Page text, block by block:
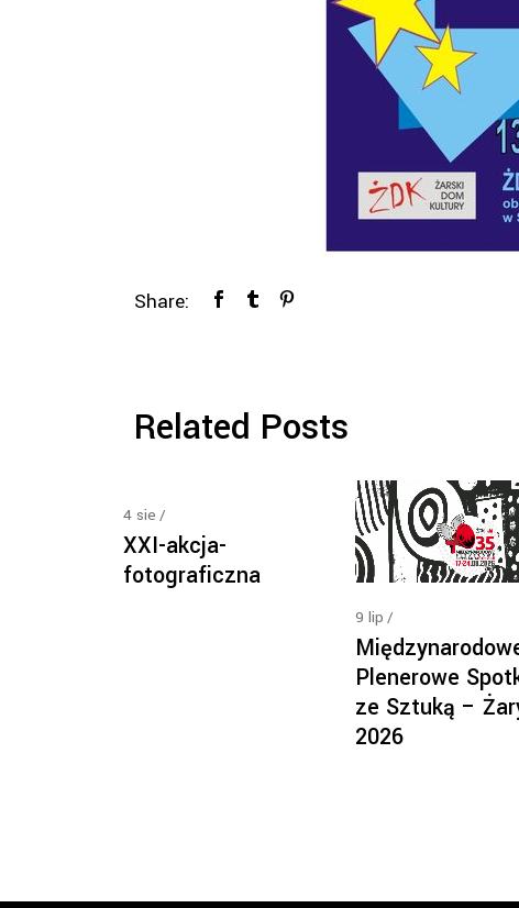
Share:
Related Posts
4 sie
XXI-akcja-
fotograficzna
9 lip
Plenerowe
ze Sztuką –
2026